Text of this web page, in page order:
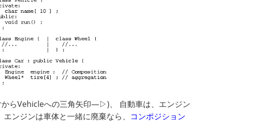
らVehicleへの三角矢印―▷)、 自動車は、エンジン
ンジンは車体と一緒に廃棄なら、 コンポジション